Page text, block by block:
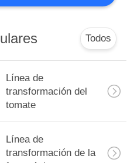
de
81
Todos
Línea de
transformación del
tomate
Línea de
transformación de la